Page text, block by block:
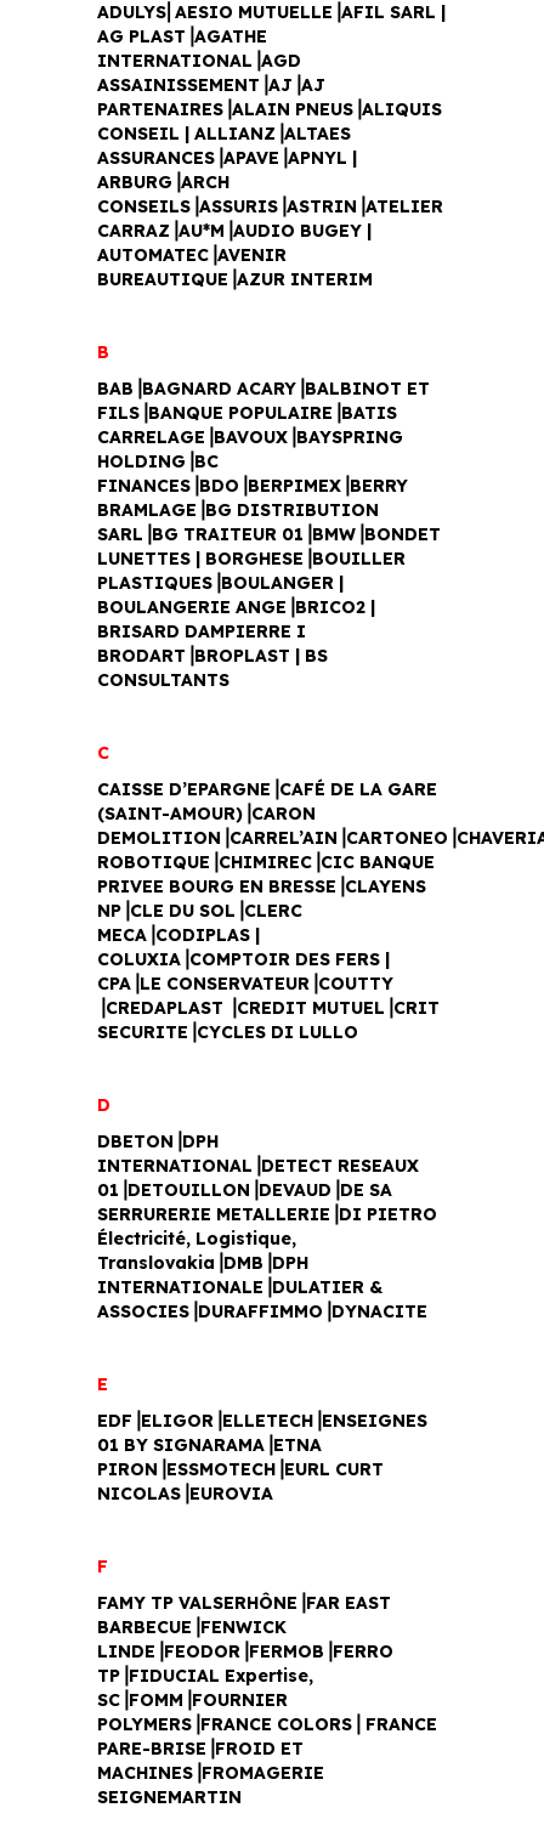
ADULYS⎜AESIO MUTUELLE⎥AFIL SARL |
AG PLAST⎥AGATHE
INTERNATIONAL⎥AGD
ASSAINISSEMENT⎥AJ⎥AJ
PARTENAIRES⎥ALAIN PNEUS⎥ALIQUIS
CONSEIL | ALLIANZ⎥ALTAES
ASSURANCES⎥APAVE⎥APNYL |
ARBURG⎥ARCH
CONSEILS⎥ASSURIS⎥ASTRIN⎥ATELIER
CARRAZ⎥AU*M⎥AUDIO BUGEY |
AUTOMATEC⎥AVENIR
BUREAUTIQUE⎥AZUR INTERIM
B
BAB⎥BAGNARD ACARY⎥BALBINOT ET
FILS⎥BANQUE POPULAIRE⎥BATIS
CARRELAGE⎥BAVOUX⎥BAYSPRING
HOLDING⎥BC
FINANCES⎥BDO⎥BERPIMEX⎥BERRY
BRAMLAGE ⎥BG DISTRIBUTION
SARL⎥BG TRAITEUR 01⎥BMW⎥BONDET
LUNETTES | BORGHESE⎥BOUILLER
PLASTIQUES⎥BOULANGER |
BOULANGERIE ANGE⎥BRICO2 |
BRISARD DAMPIERRE I
BRODART⎥BROPLAST | BS
CONSULTANTS
C
CAISSE D’EPARGNE⎥CAFÉ DE LA GARE
(SAINT-AMOUR)⎥CARON
ROBOTIQUE⎥CHIMIREC⎥CIC BANQUE
PRIVEE BOURG EN BRESSE⎥CLAYENS
NP⎥CLE DU SOL⎥CLERC
MECA⎥CODIPLAS |
COLUXIA⎥COMPTOIR DES FERS |
CPA⎥LE CONSERVATEUR⎥COUTTY
⎥CREDAPLAST ⎥CREDIT MUTUEL⎥CRIT
SECURITE⎥CYCLES DI LULLO
D
DBETON⎥DPH
INTERNATIONAL⎥DETECT RESEAUX
01⎥DETOUILLON⎥DEVAUD⎥DE SA
SERRURERIE METALLERIE⎥DI PIETRO
Électricité, Logistique,
Translovakia⎥DMB⎥DPH
INTERNATIONALE⎥DULATIER &
ASSOCIES⎥DURAFFIMMO⎥DYNACITE
E
EDF⎥ELIGOR⎥ELLETECH⎥ENSEIGNES
01 BY SIGNARAMA⎥ETNA
PIRON⎥ESSMOTECH⎥EURL CURT
NICOLAS⎥EUROVIA
F
FAMY TP VALSERHÔNE⎥FAR EAST
BARBECUE⎥FENWICK
LINDE⎥FEODOR⎥FERMOB⎥FERRO
TP⎥FIDUCIAL Expertise,
SC⎥FOMM⎥FOURNIER
POLYMERS⎥FRANCE COLORS⎥ FRANCE
PARE-BRISE⎥FROID ET
MACHINES⎥FROMAGERIE
SEIGNEMARTIN